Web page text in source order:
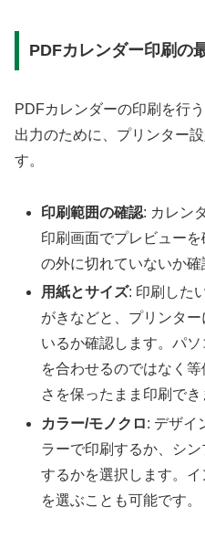
PDFカレンダー印刷の
PDFカレンダーの印刷を行
出力のために、プリンター
す。
印刷範囲の確認: カレン
印刷画面でプレビュー
の外に切れていないか確
用紙とサイズ: 印刷した
がきなどと、プリンタ
いるか確認します。パ
を合わせるのではなく
さを保ったまま印刷でき
カラー/モノクロ: デザイ
ラーで印刷するか、シ
するかを選択します。
を選ぶことも可能です。